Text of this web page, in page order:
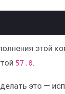
этой
57.0
это —